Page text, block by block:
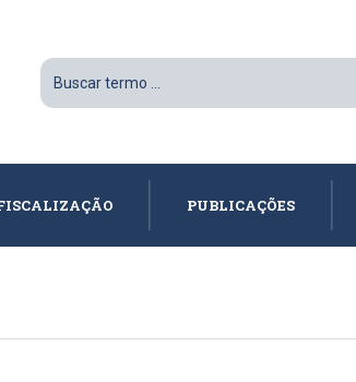
PUBLICAÇÕES